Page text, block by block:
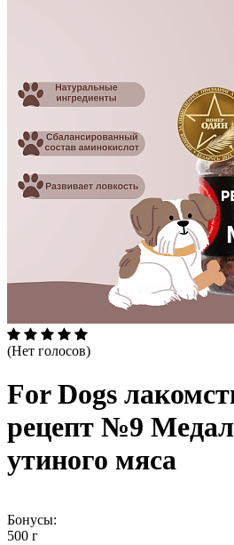
(Нет голосов)
For Dogs
рецепт №9
утиного мяса
Бонусы:
500 г